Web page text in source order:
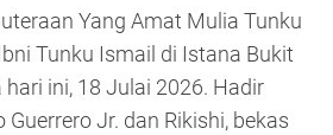
Yang Amat Mulia Tunku
Tunku Ismail di Istana Bukit
ini, 18 Julai 2026. Hadir
Jr. dan Rikishi, bekas